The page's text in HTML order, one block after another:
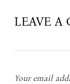
LEAVE A
Your email